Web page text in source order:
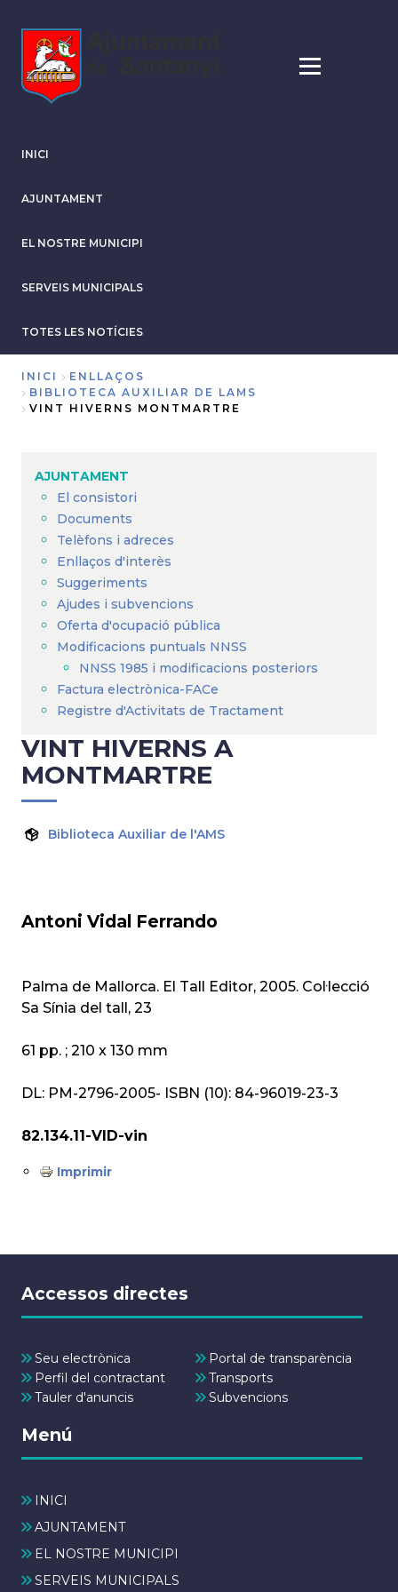
contingut
INICI
AJUNTAMENT
EL NOSTRE MUNICIPI
SERVEIS MUNICIPALS
TOTES LES NOTÍCIES
Fil
INICI
ENLLAÇOS
BIBLIOTECA AUXILIAR DE LAMS
VINT HIVERNS MONTMARTRE
AJUNTAMENT
El consistori
Documents
Telèfons i adreces
Enllaços d'interès
Suggeriments
Ajudes i subvencions
Oferta d'ocupació pública
Modificacions puntuals NNSS
NNSS 1985 i modificacions posteriors
Factura electrònica-FACe
Registre d'Activitats de Tractament
VINT HIVERNS A
MONTMARTRE
Biblioteca Auxiliar de l'AMS
Antoni Vidal Ferrando
Palma de Mallorca. El Tall Editor, 2005. Col·lecció
Sa Sínia del tall, 23
61 pp. ; 210 x 130 mm
DL: PM-2796-2005- ISBN (10): 84-96019-23-3
82.134.11-VID-vin
Imprimir
Accessos directes
Seu electrònica
Portal de transparència
Perfil del contractant
Transports
Tauler d'anuncis
Subvencions
Menú
INICI
AJUNTAMENT
EL NOSTRE MUNICIPI
SERVEIS MUNICIPALS